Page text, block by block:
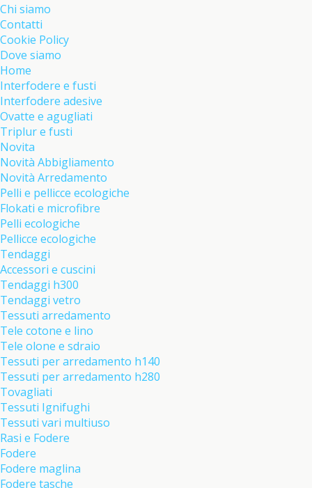
Chi siamo
Contatti
Cookie Policy
Dove siamo
Home
Interfodere e fusti
Interfodere adesive
Ovatte e agugliati
Triplur e fusti
Novita
Novità Abbigliamento
Novità Arredamento
Pelli e pellicce ecologiche
Flokati e microfibre
Pelli ecologiche
Pellicce ecologiche
Tendaggi
Accessori e cuscini
Tendaggi h300
Tendaggi vetro
Tessuti arredamento
Tele cotone e lino
Tele olone e sdraio
Tessuti per arredamento h140
Tessuti per arredamento h280
Tovagliati
Tessuti Ignifughi
Tessuti vari multiuso
Rasi e Fodere
Fodere
Fodere maglina
Fodere tasche